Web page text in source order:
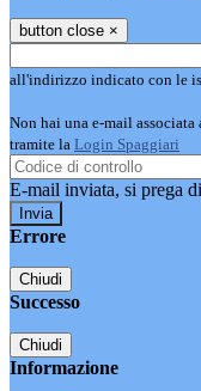
button close ×
all'indirizzo indicato con le
Non hai una e-mail
tramite la Login Spaggiari
E-mail inviata, si prega
Errore
Chiudi
Successo
Chiudi
Informazione